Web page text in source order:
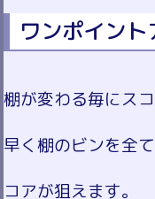
ワンポイン
棚が変わる毎にス
早く棚のビンを全
コアが狙えます。